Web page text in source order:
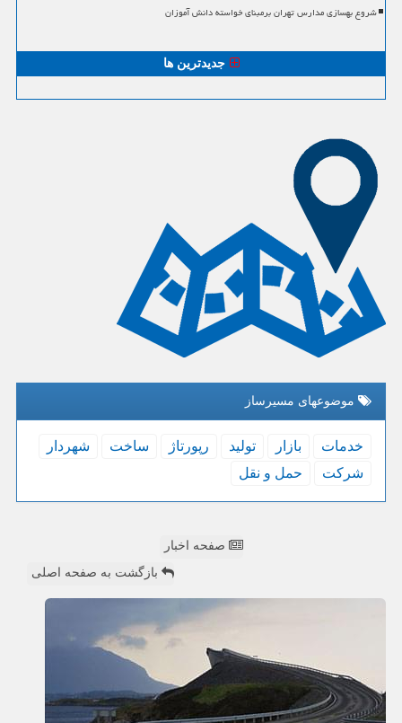
شروع بهسازی مدارس تهران برمبنای خواسته دانش آموزان
جدیدترین ها
موضوعهای مسیرساز
خدمات بازار تولید رپورتاژ ساخت
شهردار
شركت
حمل و نقل
صفحه اخبار
بازگشت به صفحه اصلی